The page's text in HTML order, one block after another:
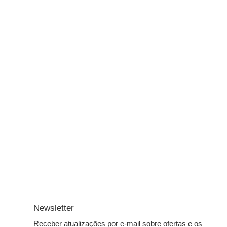
Newsletter
Receber atualizações por e-mail sobre ofertas e os